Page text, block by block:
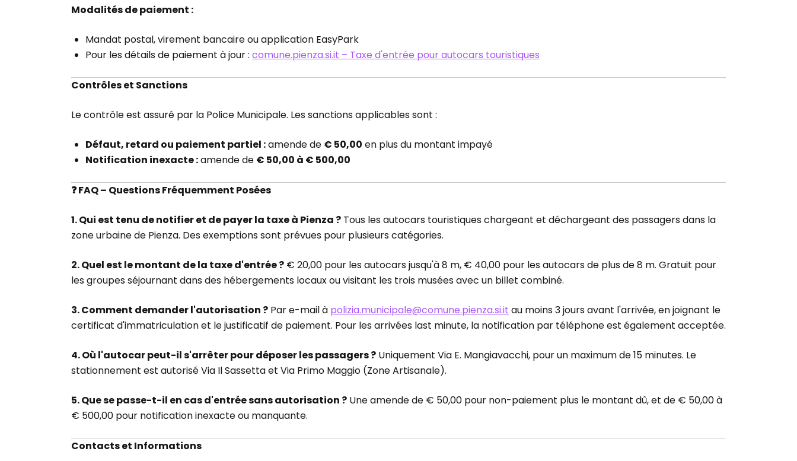
Modalités de paiement :
Mandat postal, virement bancaire ou application EasyPark
Pour les détails de paiement à jour : comune.pienza.si.it – Taxe d'entrée pour autocars touristiques
Contrôles et Sanctions
Le contrôle est assuré par la Police Municipale. Les sanctions applicables sont :
Défaut, retard ou paiement partiel :amende de € 50,00 en plus du montant impayé
Notification inexacte :amende de € 50,00 à € 500,00
❓ FAQ – Questions Fréquemment Posées
1. Qui est tenu de notifier et de payer la taxe à Pienza ? Tous les autocars touristiques chargeant et déchargeant des passagers dans la
zone urbaine de Pienza. Des exemptions sont prévues pour plusieurs catégories.
2. Quel est le montant de la taxe d'entrée ? € 20,00 pour les autocars jusqu'à 8 m, € 40,00 pour les autocars de plus de 8 m. Gratuit pour
les groupes séjournant dans des hébergements locaux ou visitant les trois musées avec un billet combiné.
3. Comment demander l'autorisation ? Par e-mail à polizia.municipale@comune.pienza.si.it au moins 3 jours avant l'arrivée, en joignant le
certificat d'immatriculation et le justificatif de paiement. Pour les arrivées last minute, la notification par téléphone est également acceptée.
4. Où l'autocar peut-il s'arrêter pour déposer les passagers ? Uniquement Via E. Mangiavacchi, pour un maximum de 15 minutes. Le
stationnement est autorisé Via Il Sassetta et Via Primo Maggio (Zone Artisanale).
5. Que se passe-t-il en cas d'entrée sans autorisation ? Une amende de € 50,00 pour non-paiement plus le montant dû, et de € 50,00 à
€ 500,00 pour notification inexacte ou manquante.
Contacts et Informations